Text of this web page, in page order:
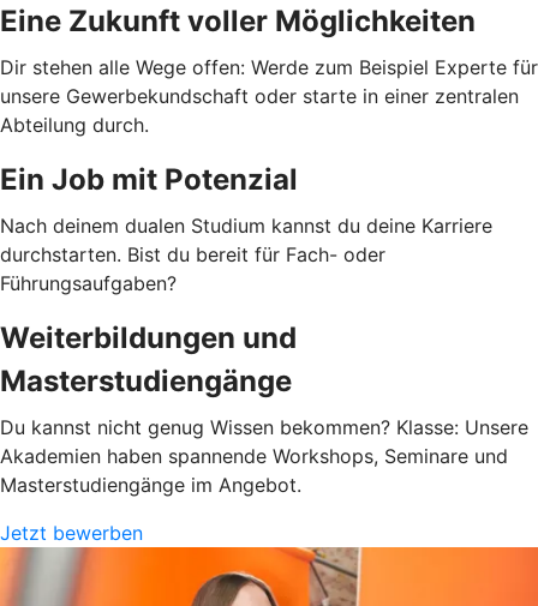
Eine Zukunft voller Möglichkeiten
Dir stehen alle Wege offen: Werde zum Beispiel Experte für
unsere Gewerbekundschaft oder starte in einer zentralen
Abteilung durch.
Ein Job mit Potenzial
Nach deinem dualen Studium kannst du deine Karriere
durchstarten. Bist du bereit für Fach- oder
Führungsaufgaben?
Weiterbildungen und
Masterstudiengänge
Du kannst nicht genug Wissen bekommen? Klasse: Unsere
Akademien haben spannende Workshops, Seminare und
Masterstudiengänge im Angebot.
Jetzt bewerben